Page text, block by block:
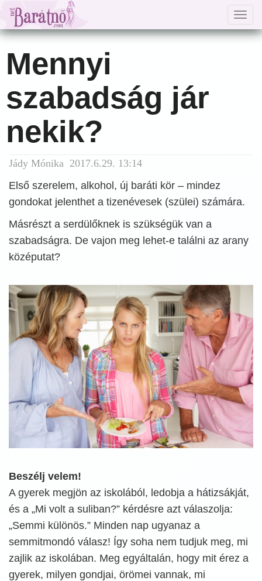
Mennyi
szabadság jár
nekik?
Jády Mónika 2017.6.29. 13:14
Első szerelem, alkohol, új baráti kör – mindez
gondokat jelenthet a tizenévesek (szülei) számára.
Másrészt a serdülőknek is szükségük van a
szabadságra. De vajon meg lehet-e találni az arany
középutat?
Beszélj velem!
A gyerek megjön az iskolából, ledobja a hátizsákját,
és a „Mi volt a suliban?” kérdésre azt válaszolja:
„Semmi különös.” Minden nap ugyanaz a
semmitmondó válasz! Így soha nem tudjuk meg, mi
zajlik az iskolában. Meg egyáltalán, hogy mit érez a
gyerek, milyen gondjai, örömei vannak, mi